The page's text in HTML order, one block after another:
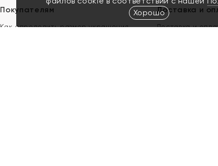
Покупателям
Как определить размер украшения
Доставка и
Доставка и
Хорошо